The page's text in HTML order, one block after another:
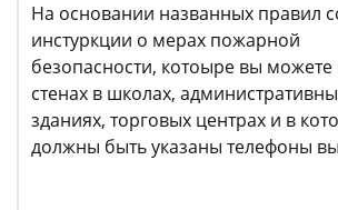
На основании названных правил
инстуркции о мерах пожарной
безопасности, котоыре вы можете
стенах в школах,
зданиях, торговых центрах и в
должны быть указаны телефоны